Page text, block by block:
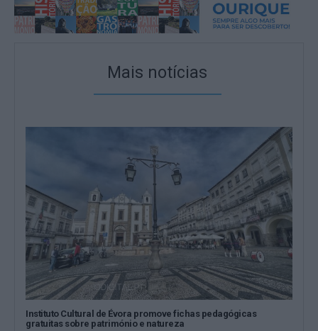
Mais notícias
Instituto Cultural de Évora promove fichas pedagógicas
gratuitas sobre património e natureza